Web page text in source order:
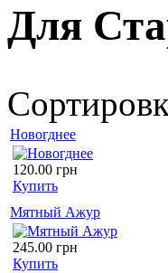
Для
Новогднее
120.00 грн
Купить
Мятный Ажур
245.00 грн
Купить